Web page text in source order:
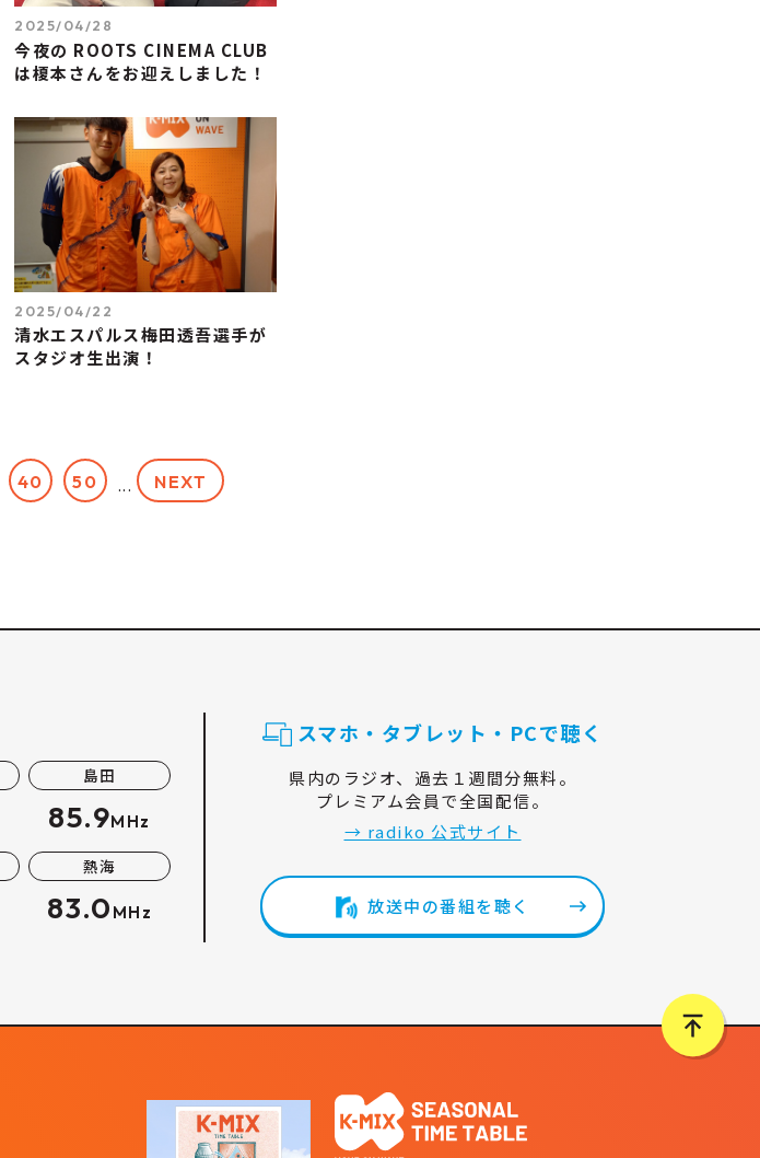
2025/04/28
今夜の ROOTS CINEMA CLUB
は榎本さんをお迎えしました！
2025/04/22
清水エスパルス梅田透吾選手が
スタジオ生出演！
40 50 ... NEXT
島田
85.9MHz
熱海
83.0 MHz
スマホ・タブレット・PCで聴く
県内のラジオ、過去１週間分無料。
プレミアム会員で全国配信。
→ radiko 公式サイト
放送中の番組を聴く